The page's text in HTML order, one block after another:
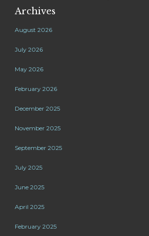
Archives
August 2026
July 2026
May 2026
February 2026
December 2025
November 2025
September 2025
July 2025
June 2025
April 2025
February 2025